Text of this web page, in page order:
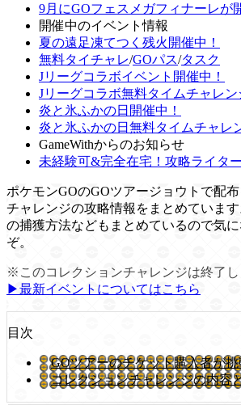
9月にGOフェスメガフィナーレが
開催中のイベント情報
夏の遠足凍てつく残火開催中！
無料タイチャレ/GOパス/タスク
Jリーグコラボイベント開催中！
Jリーグコラボ無料タイムチャレン
炎と氷ふかの日開催中！
炎と氷ふかの日無料タイムチャレ
GameWithからのお知らせ
未経験可&完全在宅！攻略ライター
ポケモンGOのGOツアージョウトで配
チャレンジの攻略情報をまとめていま
の捕獲方法などもまとめているので気
ぞ。
※このコレクションチャレンジは終了し
▶︎最新イベントについてはこちら
目次
GOツアーのチケット購入者が
コレクションチャレンジの内容